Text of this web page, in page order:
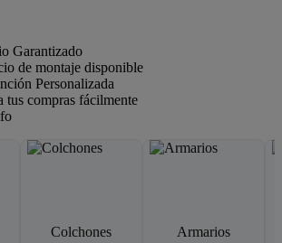
Garantizado
de montaje disponible
Personalizada
tus compras fácilmente
Colchones Armarios